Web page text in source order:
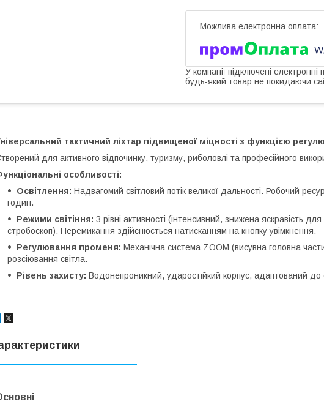
У компанії підключені
будь-який товар не покидаючи
тактичний ліхтар підвищеної міцності з функцією
для активного відпочинку, туризму, риболовлі та професійного
особливості:
Освітлення: Надвагомий світловий потік великої дальності. Робочий
годин.
Режими світіння: 3 рівні активності (інтенсивний, знижена яскравість для
стробоскоп). Перемикання здійснюється натисканням на кнопку увімкнення.
Регулювання променя: Механічна система ZOOM (висувна головна
розсіювання світла.
Рівень захисту: Водонепроникний, ударостійкий корпус, адаптований до